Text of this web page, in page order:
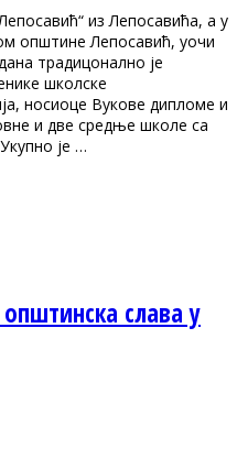
из Лепосавића, а у
општине Лепосавић, уочи
традицонално је
школске
носиоце Вукове дипломе и
и две средње школе са
је …
слава у